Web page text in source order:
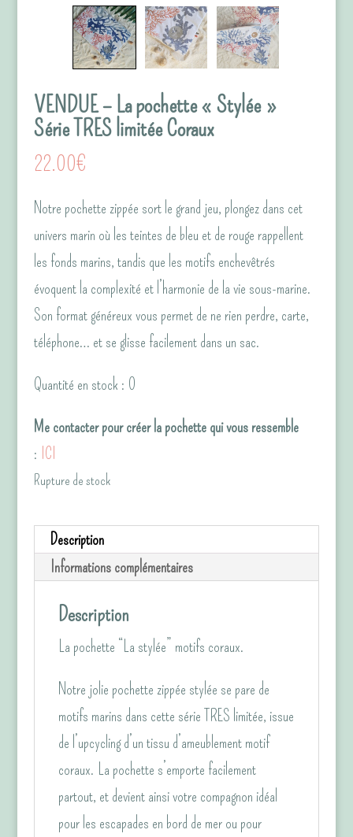
VENDUE – La pochette « Stylée »
Série TRES limitée Coraux
22.00€
Notre pochette zippée sort le grand jeu, plongez dans cet
univers marin où les teintes de bleu et de rouge rappellent
les fonds marins, tandis que les motifs enchevêtrés
évoquent la complexité et l’harmonie de la vie sous-marine.
Son format généreux vous permet de ne rien perdre, carte,
téléphone… et se glisse facilement dans un sac.
Quantité en stock : 0
Me contacter pour créer la pochette qui vous ressemble
: ICI
Rupture de stock
Description
Informations complémentaires
Description
La pochette “La stylée” motifs coraux.
Notre jolie pochette zippée stylée se pare de
motifs marins dans cette série TRES limitée, issue
de l’upcycling d’un tissu d’ameublement motif
coraux. La pochette s’emporte facilement
partout, et devient ainsi votre compagnon idéal
pour les escapades en bord de mer ou pour